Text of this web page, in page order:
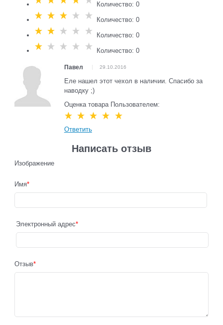
Количество: 0
Количество: 0
Количество: 0
Количество: 0
Павел 29.10.2016
Еле нашел этот чехол в наличии. Спасибо за
наводку ;)
Оценка товара Пользователем:
Ответить
Написать отзыв
Изображение
Имя
Электронный адрес
Отзыв